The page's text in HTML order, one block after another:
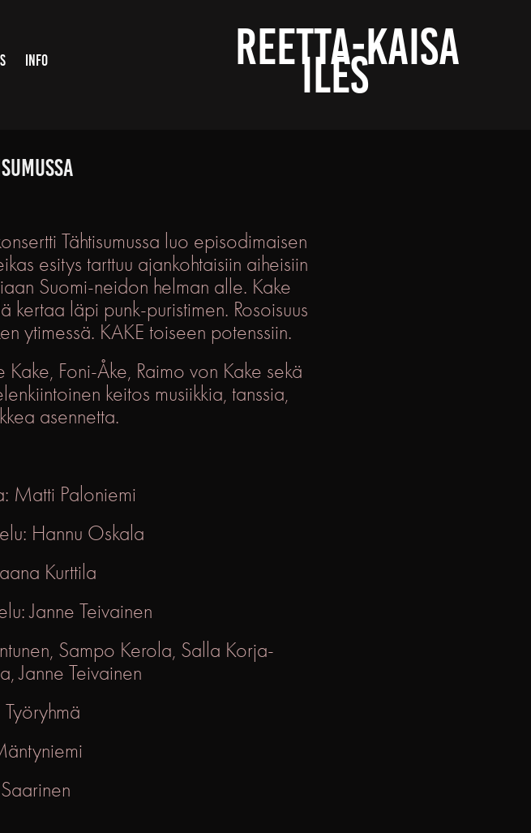
INFO ILES
Tähtisumussa luo episodimaisen
esitys tarttuu ajankohtaisiin aiheisiin
Suomi-neidon helman alle. Kake
kertaa läpi punk-puristimen. Rosoisuus
ytimessä. KAKE toiseen potenssiin.
Foni-Åke, Raimo von Kake sekä
keitos musiikkia, tanssia,
asennetta.
Matti Paloniemi
Hannu Oskala
Kurttila
Janne Teivainen
Sampo Kerola, Salla Korja-
Janne Teivainen
Työryhmä